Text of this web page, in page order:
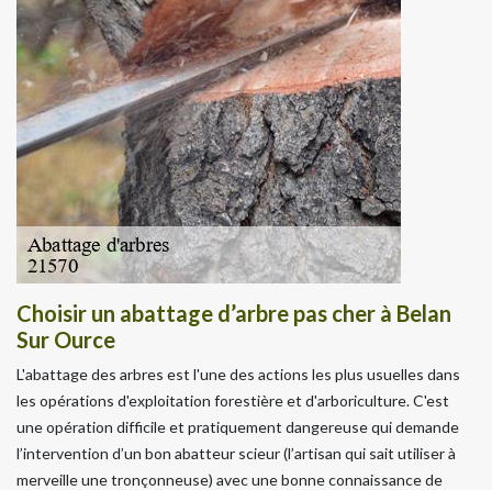
Choisir un abattage d’arbre pas cher à Belan
Sur Ource
L'abattage des arbres est l'une des actions les plus usuelles dans
les opérations d'exploitation forestière et d'arboriculture. C'est
une opération difficile et pratiquement dangereuse qui demande
l’intervention d’un bon abatteur scieur (l’artisan qui sait utiliser à
merveille une tronçonneuse) avec une bonne connaissance de